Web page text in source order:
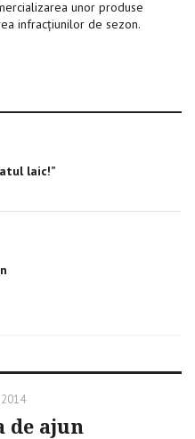
unor produse
infracţiunilor de sezon.
laic!”
de ajun